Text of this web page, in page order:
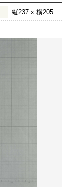
縦237 x 横205